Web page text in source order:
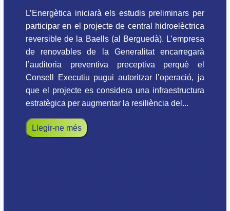
L’Energètica iniciarà els estudis preliminars per
participar en el projecte de central hidroelèctrica
reversible de la Baells (al Berguedà). L’empresa
de renovables de la Generalitat encarregarà
l’auditoria preventiva preceptiva perquè el
Consell Executiu pugui autoritzar l’operació, ja
que el projecte es considera una infraestructura
estratègica per augmentar la resiliència del...
Llegir-ne més